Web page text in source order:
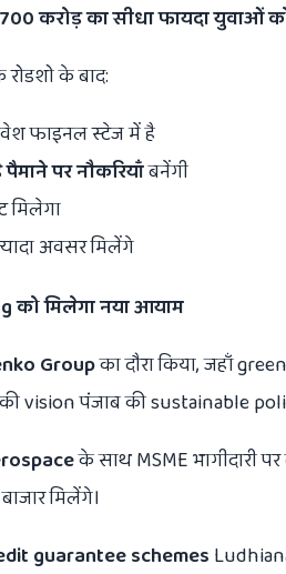
करोड़ का सीधा फायदा युवाओं
रोडशो के बाद:
फाइनल स्टेज में है
पर नौकरियाँबनेंगी
मिलेगा
अवसर मिलेंगे
को मिलेगा नया आयाम
Groupका दौरा किया, जहाँ
की vision पंजाब की sustainable
के साथ MSME भागीदारी
मिलेंगे।
guarantee schemes